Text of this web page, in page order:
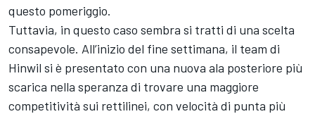
questo pomeriggio.
Tuttavia, in questo caso sembra si tratti di una scelta
consapevole. All’inizio del fine settimana, il team di
Hinwil si è presentato con una nuova ala posteriore più
scarica nella speranza di trovare una maggiore
competitività sui rettilinei, con velocità di punta più